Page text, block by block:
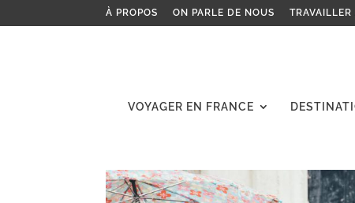
À PROPOS ON PARLE DE NOUS TRAVAILLER
VOYAGER EN FRANCE